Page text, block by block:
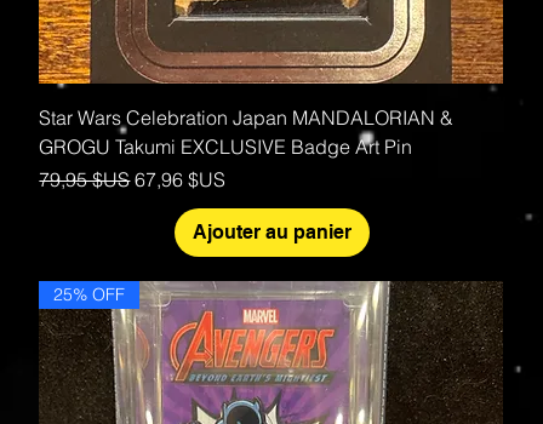
Star Wars Celebration Japan MANDALORIAN &
GROGU Takumi EXCLUSIVE Badge Art Pin
Prix original
79,95 $USPrix promotionnel
67,96 $US
Ajouter au panier
25% OFF